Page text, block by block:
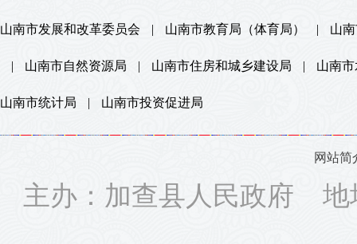
山南市发展和改革委员会 | 山南市教育局（体育局） | 山
| 山南市自然资源局 | 山南市住房和城乡建设局 | 山南
山南市统计局 | 山南市投资促进局
网站简
主办：加查县人民政府 地